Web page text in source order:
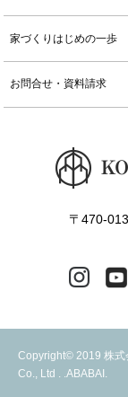
家づくりはじめの一歩
お問合せ・資料請求
〒470-
Copyright© 2019 株式
Co., Ltd . .ABABAI.